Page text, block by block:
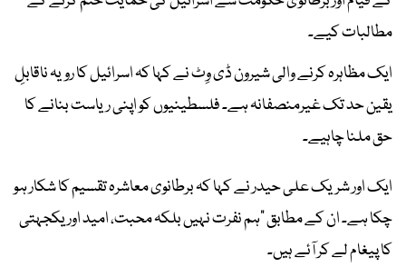
مطالبات کیے۔
ایک مظاہرہ کرنے والی شیرون ڈی وِٹ نے کہا کہ اسرائیل کا رویہ ناقابلِ
یقین حد تک غیرمنصفانہ ہے۔ فلسطینیوں کو اپنی ریاست بنانے کا
حق ملنا چاہیے۔
ایک اور شریک علی حیدر نے کہا کہ برطانوی معاشرہ تقسیم کا شکار ہو
چکا ہے۔ ان کے مطابق “ہم نفرت نہیں بلکہ محبت، امید اور یکجہتی
کا پیغام لے کر آئے ہیں۔